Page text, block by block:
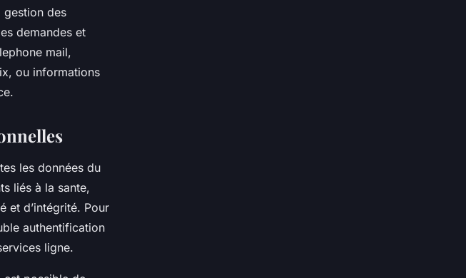
gestion des
demandes et
mail,
ou informations
les données du
liés à la sante,
et d’intégrité. Pour
authentification
ligne.